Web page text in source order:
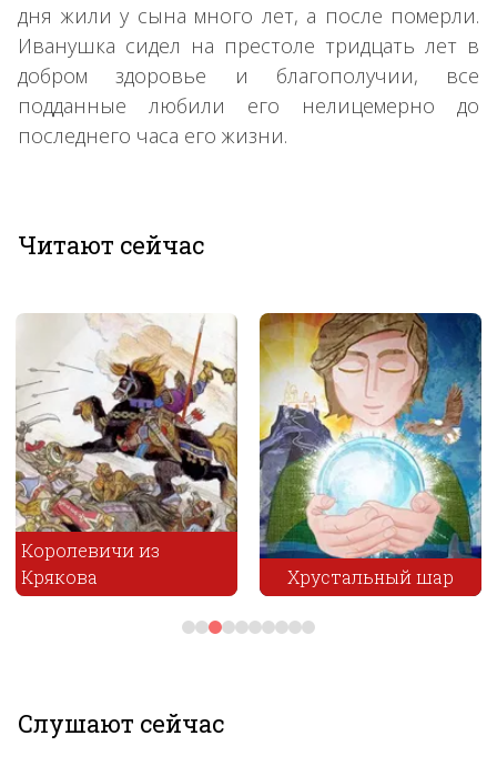
дня жили у сына много лет, а после померли.
Иванушка сидел на престоле тридцать лет в
добром здоровье и благополучии, все
подданные любили его нелицемерно до
последнего часа его жизни.
Читают сейчас
Королевичи из
Крякова
Хрустальный шар
Слушают сейчас
Установить